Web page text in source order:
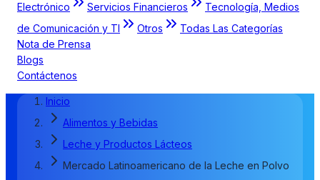
Electrónico
Servicios Financieros
Tecnología, Medios
de Comunicación y TI
Otros
Todas Las Categorías
Nota de Prensa
Blogs
Contáctenos
Inicio
Alimentos y Bebidas
Leche y Productos Lácteos
Mercado Latinoamericano de la Leche en Polvo